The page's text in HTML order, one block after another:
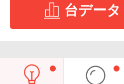
台データ